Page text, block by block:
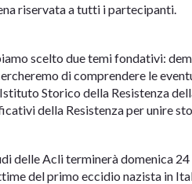
riservata a tutti i partecipanti.
scelto due temi fondativi:
di comprendere le
Storico della Resistenza
della Resistenza per unire
delle Acli terminerà domenica
del primo eccidio nazista in